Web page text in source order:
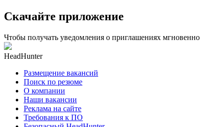
Скачайте приложение
Чтобы получать уведомления о приглашениях мгновенно
HeadHunter
Размещение вакансий
Поиск по резюме
О компании
Наши вакансии
Реклама на сайте
Требования к ПО